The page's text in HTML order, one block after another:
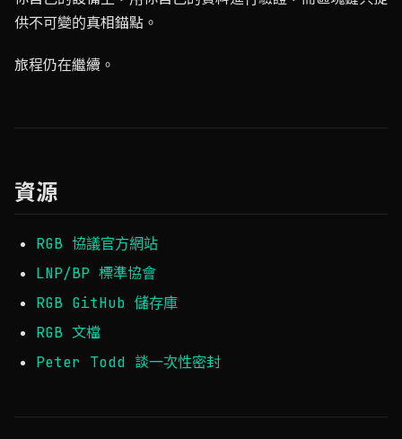
供不可變的真相錨點。
旅程仍在繼續。
資源
RGB 協議官方網站
LNP/BP 標準協會
RGB GitHub 儲存庫
RGB 文檔
Peter Todd 談一次性密封